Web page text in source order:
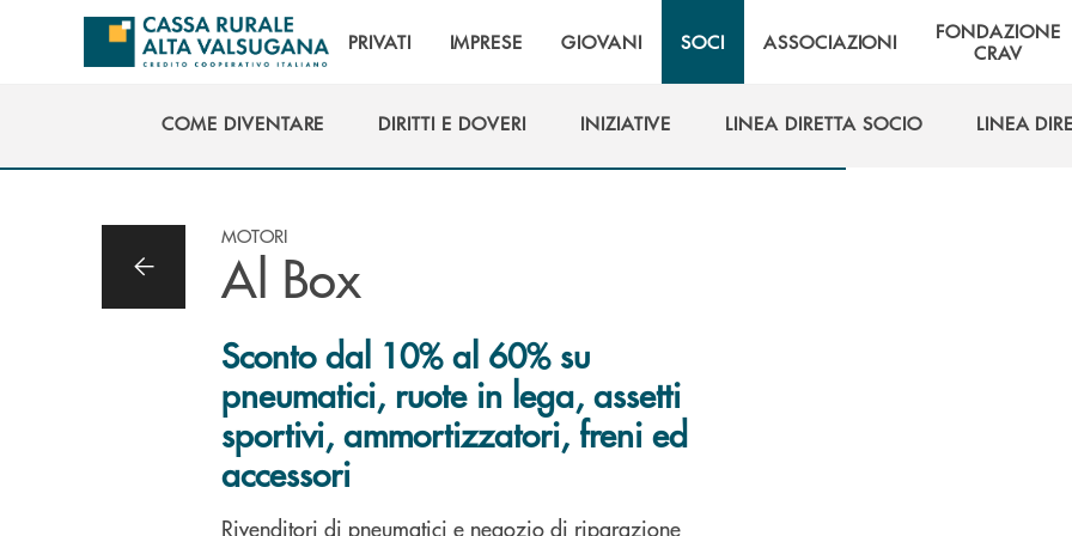
Salta al contenuto principale
PRIVATI IMPRESE GIOVANI SOCI ASSOCIAZIONI
FONDAZIONE
CRAV
COME DIVENTARE
DIRITTI E DOVERI
INIZIATIVE
LINEA DIRETTA SOCIO
LINEA
MOTORI
Al Box
Sconto dal 10% al 60% su
pneumatici, ruote in lega, assetti
sportivi, ammortizzatori, freni ed
accessori
Rivenditori di pneumatici e negozio di riparazione